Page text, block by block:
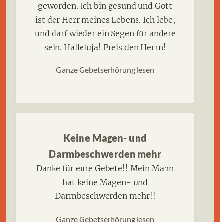
geworden. Ich bin gesund und Gott
ist der Herr meines Lebens. Ich lebe,
und darf wieder ein Segen für andere
sein. Halleluja! Preis den Herrn!
Ganze Gebetserhörung lesen
Keine Magen- und
Darmbeschwerden mehr
Danke für eure Gebete!! Mein Mann
hat keine Magen- und
Darmbeschwerden mehr!!
Ganze Gebetserhörung lesen